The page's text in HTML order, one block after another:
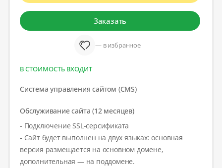
Заказать
— в избранное
В СТОИМОСТЬ ВХОДИТ
Система управления сайтом (CMS)
Обслуживание сайта (12 месяцев)
- Подключение SSL-серсификата
- Сайт будет выполнен на двух языках: основная
версия размещается на основном домене,
дополнительная — на поддомене.